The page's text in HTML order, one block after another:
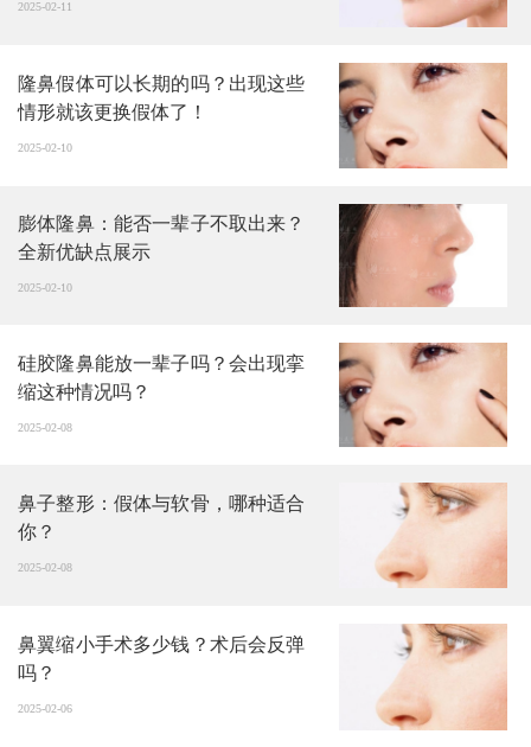
2025-02-11
隆鼻假体可以长期的吗？出现这些
情形就该更换假体了！
2025-02-10
膨体隆鼻：能否一辈子不取出来？
全新优缺点展示
2025-02-10
硅胶隆鼻能放一辈子吗？会出现挛
缩这种情况吗？
2025-02-08
鼻子整形：假体与软骨，哪种适合
你？
2025-02-08
鼻翼缩小手术多少钱？术后会反弹
吗？
2025-02-06